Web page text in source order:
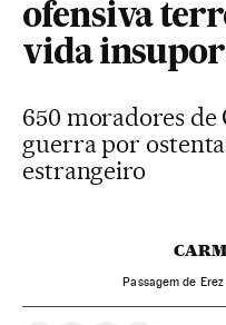
ofensiva
vida
650 moradores de
guerra por
estrangeiro
Passagem de